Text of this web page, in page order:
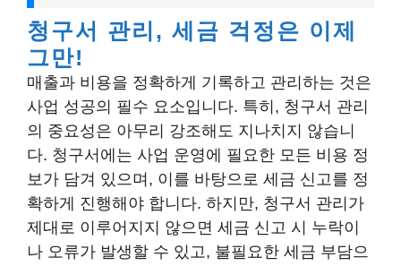
청구서 관리, 세금 걱정은 이제
그만!
매출과 비용을 정확하게 기록하고 관리하는 것은
사업 성공의 필수 요소입니다. 특히, 청구서 관리
의 중요성은 아무리 강조해도 지나치지 않습니
다. 청구서에는 사업 운영에 필요한 모든 비용 정
보가 담겨 있으며, 이를 바탕으로 세금 신고를 정
확하게 진행해야 합니다. 하지만, 청구서 관리가
제대로 이루어지지 않으면 세금 신고 시 누락이
나 오류가 발생할 수 있고, 불필요한 세금 부담으